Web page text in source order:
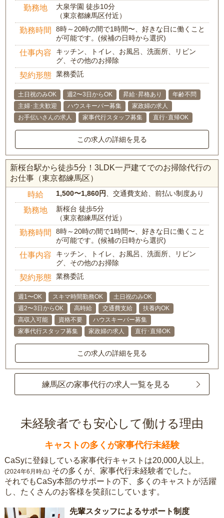
勤務地
大泉学園 徒歩10分
（東京都練馬区付近）
勤務時間
8時～20時の間で1時間〜、好きな日に働くこと
が可能です。(候補の日時から選択)
仕事内容
キッチン、トイレ、お風呂、洗面所、リビン
グ、その他のお掃除
契約形態 業務委託
土日祝のみOK 週2〜3日からOK 昇給･昇格あり
年齢不問
主婦･主夫歓迎
ハウスキーパー募集
家政婦の求人
お手伝いさんの求人
家事代行スタッフ募集 直行･直帰OK
この求人の詳細を見る
新桜台駅から徒歩5分！3LDK一戸建てでのお掃除代行の
お仕事（東京都練馬区）
時給 1,500〜1,860円 、交通費支給、前払い制度あり
勤務地
新桜台 徒歩5分
（東京都練馬区付近）
勤務時間
8時～20時の間で1時間〜、好きな日に働くこと
が可能です。(候補の日時から選択)
仕事内容
キッチン、トイレ、お風呂、洗面所、リビン
グ、その他のお掃除
契約形態 業務委託
週1〜OK スキマ時間勤務OK
土日祝のみOK
週2〜3日からOK
高時給 交通費支給
扶養内OK
高収入可能
資格不要
ハウスキーパー募集
家事代行スタッフ募集
家政婦の求人 直行･直帰OK
この求人の詳細を見る
練馬区の家事代行の求人一覧を見る
未経験者でも安心して働ける理由
キャストの多くが家事代行未経験
CaSyに登録している家事代行キャストは20,000人以上。
(2024年6月時点) その多くが、家事代行未経験者でした。
それでもCaSy本部のサポートの下、多くのキャストが活躍
し、たくさんのお客様を笑顔にしています。
先輩スタッフによるサポート制度